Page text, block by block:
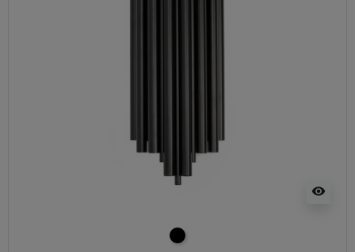
visibility
czarny